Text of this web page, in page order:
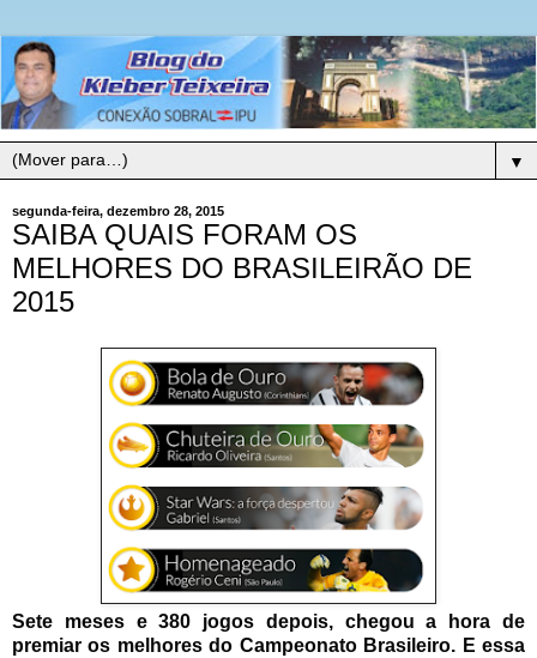
▼
segunda-feira, dezembro 28, 2015
SAIBA QUAIS FORAM OS
MELHORES DO BRASILEIRÃO DE
2015
Sete meses e 380 jogos depois, chegou a hora de
premiar os melhores do Campeonato Brasileiro. E essa